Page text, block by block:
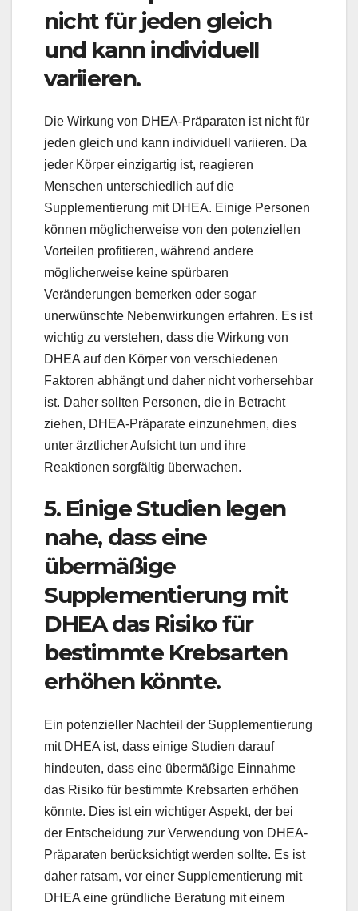
nicht für jeden gleich
und kann individuell
variieren.
Die Wirkung von DHEA-Präparaten ist nicht für
jeden gleich und kann individuell variieren. Da
jeder Körper einzigartig ist, reagieren
Menschen unterschiedlich auf die
Supplementierung mit DHEA. Einige Personen
können möglicherweise von den potenziellen
Vorteilen profitieren, während andere
möglicherweise keine spürbaren
Veränderungen bemerken oder sogar
unerwünschte Nebenwirkungen erfahren. Es ist
wichtig zu verstehen, dass die Wirkung von
DHEA auf den Körper von verschiedenen
Faktoren abhängt und daher nicht vorhersehbar
ist. Daher sollten Personen, die in Betracht
ziehen, DHEA-Präparate einzunehmen, dies
unter ärztlicher Aufsicht tun und ihre
Reaktionen sorgfältig überwachen.
5. Einige Studien legen
nahe, dass eine
übermäßige
Supplementierung mit
DHEA das Risiko für
bestimmte Krebsarten
erhöhen könnte.
Ein potenzieller Nachteil der Supplementierung
mit DHEA ist, dass einige Studien darauf
hindeuten, dass eine übermäßige Einnahme
das Risiko für bestimmte Krebsarten erhöhen
könnte. Dies ist ein wichtiger Aspekt, der bei
der Entscheidung zur Verwendung von DHEA-
Präparaten berücksichtigt werden sollte. Es ist
daher ratsam, vor einer Supplementierung mit
DHEA eine gründliche Beratung mit einem